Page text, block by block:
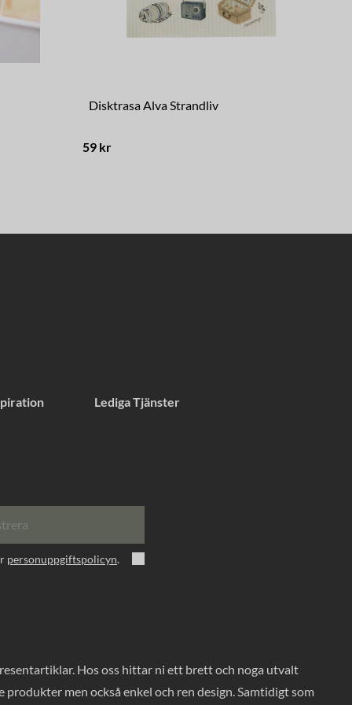
Disktrasa Alva Strandliv
59 kr
Lediga Tjänster
personuppgiftspolicyn.
Hos oss hittar ni ett brett och noga utvalt
men också enkel och ren design. Samtidigt som